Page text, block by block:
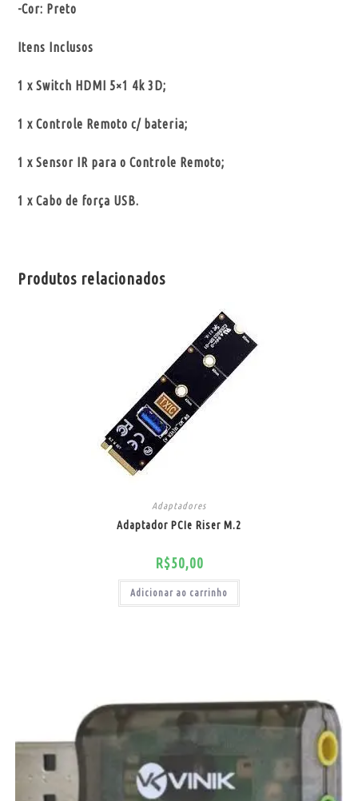
-Cor: Preto
Itens Inclusos
1 x Switch HDMI 5×1 4k 3D;
1 x Controle Remoto c/ bateria;
1 x Sensor IR para o Controle Remoto;
1 x Cabo de força USB.
Produtos relacionados
Adaptadores
Adaptador PCIe Riser M.2
R$50,00
Adicionar ao carrinho